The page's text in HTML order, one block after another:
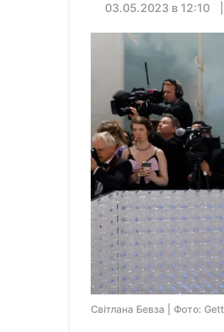
03.05.2023 в 12:10
Світлана Бевза | Фото: